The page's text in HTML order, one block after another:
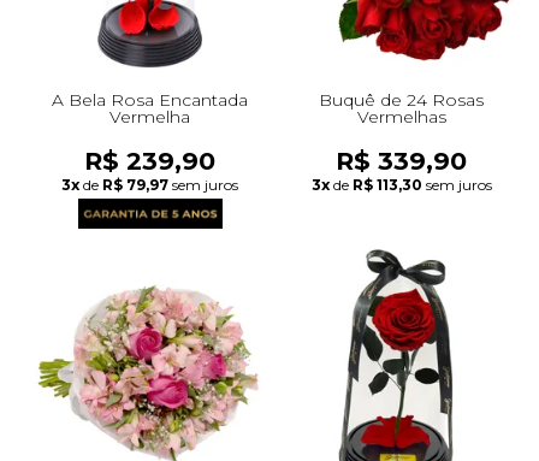
A Bela Rosa Encantada
Vermelha
R$ 239,90
3x de R$ 79,97 sem juros
Buquê de 24 Rosas
Vermelhas
R$ 339,90
3x de R$ 113,30 sem juros